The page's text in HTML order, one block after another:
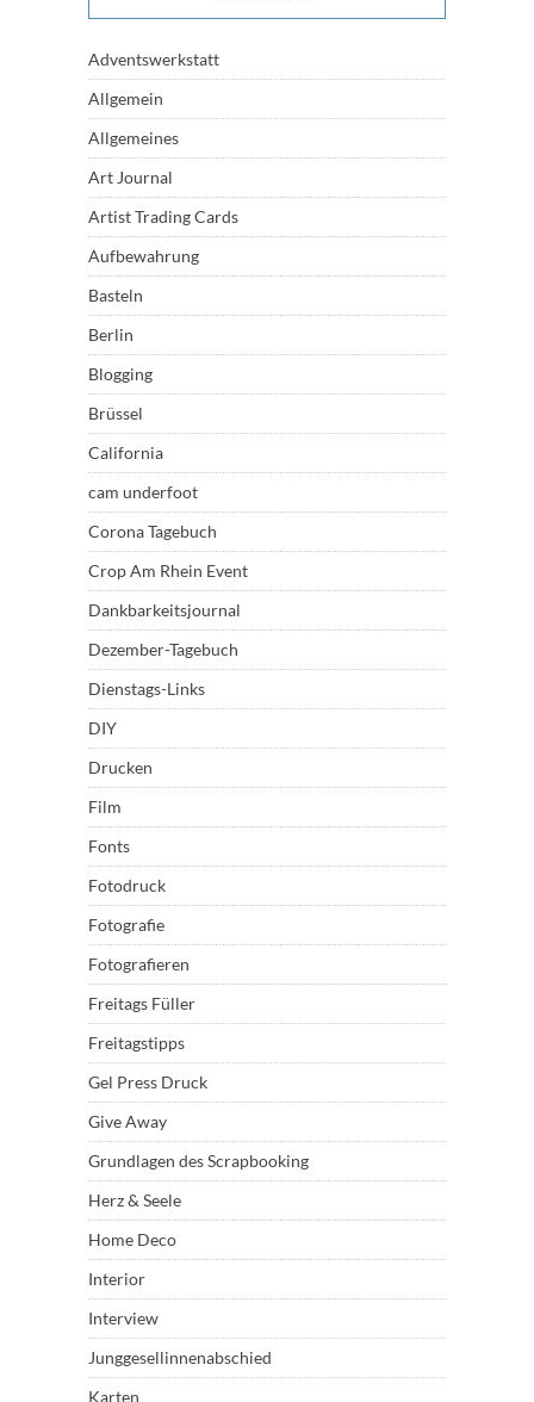
Adventswerkstatt
Allgemein
Allgemeines
Art Journal
Artist Trading Cards
Aufbewahrung
Basteln
Berlin
Blogging
Brüssel
California
cam underfoot
Corona Tagebuch
Crop Am Rhein Event
Dankbarkeitsjournal
Dezember-Tagebuch
Dienstags-Links
DIY
Drucken
Film
Fonts
Fotodruck
Fotografie
Fotografieren
Freitags Füller
Freitagstipps
Gel Press Druck
Give Away
Grundlagen des Scrapbooking
Herz & Seele
Home Deco
Interior
Interview
Junggesellinnenabschied
Karten